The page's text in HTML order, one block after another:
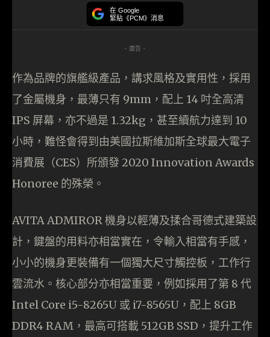
在 Google
緊貼《PCM》消息
- 廣告 -
作為品牌的旗艦級產品，講求風格及實用性，採用
了金屬機身，最薄只有 9mm，配上 14 吋全高清
IPS 屏幕，亦不過是 1.32kg，甚至續航力達到 10
小時，難怪會得到由美國拉斯維加斯全球最大電子
消費展（CES）所頒發 2020 Innovation Awards
Honoree 的殊榮。
AVITA ADMIROR 機身以輕薄及揉合哥德式建築設
計，鍵盤的用料亦相當實在，令輸入相當有手感，
小小的機身更裝備有一個獨大尺寸觸控板，工作行
雲流水。核心部分亦相當重要，例如採用了第 8 代
Intel Core i5-8265U 或 i7-8565U，配上 8GB
DDR4 RAM，最高可搭載 512GB SSD，提升工作